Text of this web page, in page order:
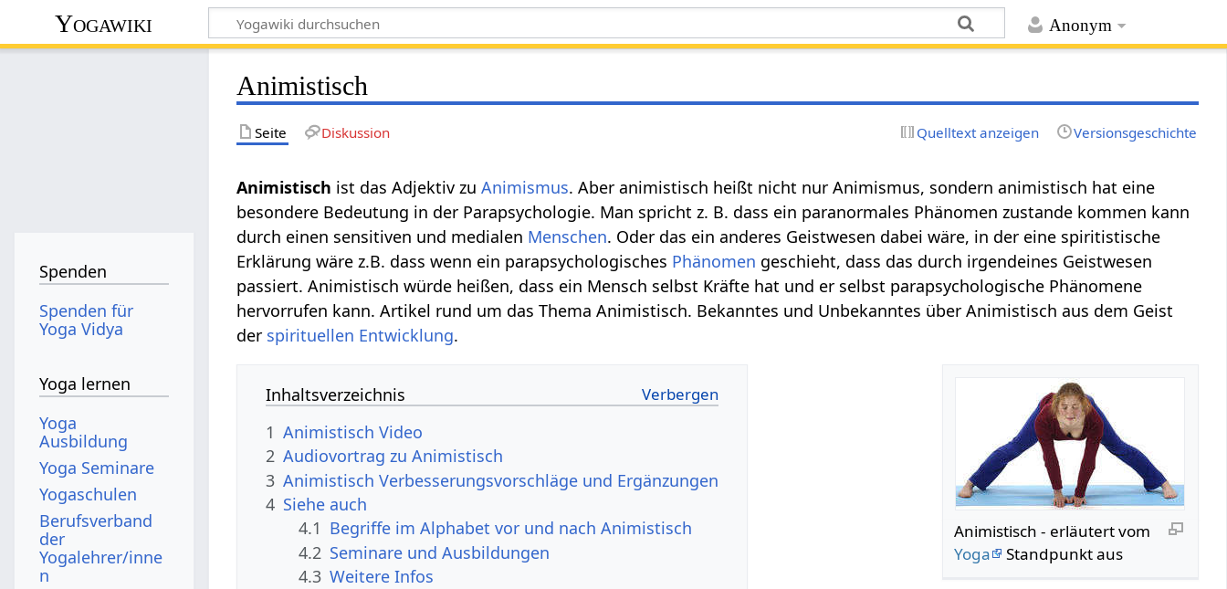
Anonym
Yogawiki
Animistisch
Seite Diskussion Quelltext anzeigen Versionsgeschichte
Animistisch ist das Adjektiv zuAnimismus. Aber animistisch heißt nicht nur Animismus, sondern animistisch hat eine
besondere Bedeutung in der Parapsychologie. Man spricht z. B. dass ein paranormales Phänomen zustande kommen kann
durch einen sensitiven und medialen Menschen. Oder das ein anderes Geistwesen dabei wäre, in der eine spiritistische
Erklärung wäre z.B. dass wenn ein parapsychologisches Phänomen geschieht, dass das durch irgendeines Geistwesen
passiert. Animistisch würde heißen, dass ein Mensch selbst Kräfte hat und er selbst parapsychologische Phänomene
hervorrufen kann. Artikel rund um das Thema Animistisch. Bekanntes und Unbekanntes über Animistisch aus dem Geist
der spirituellen Entwicklung.
Animistisch - erläutert vom
Yoga
Standpunkt aus
Inhaltsverzeichnis
1 Animistisch Video
2 Audiovortrag zu Animistisch
3 Animistisch Verbesserungsvorschläge und Ergänzungen
4 Siehe auch
4.1 Begriffe im Alphabet vor und nach Animistisch
4.2 Seminare und Ausbildungen
4.3 Weitere Infos
Spenden
Spenden für
Yoga Vidya
Yoga lernen
Yoga
Ausbildung
Yoga Seminare
Yogaschulen
Berufsverband
der
Yogalehrer/inne
n